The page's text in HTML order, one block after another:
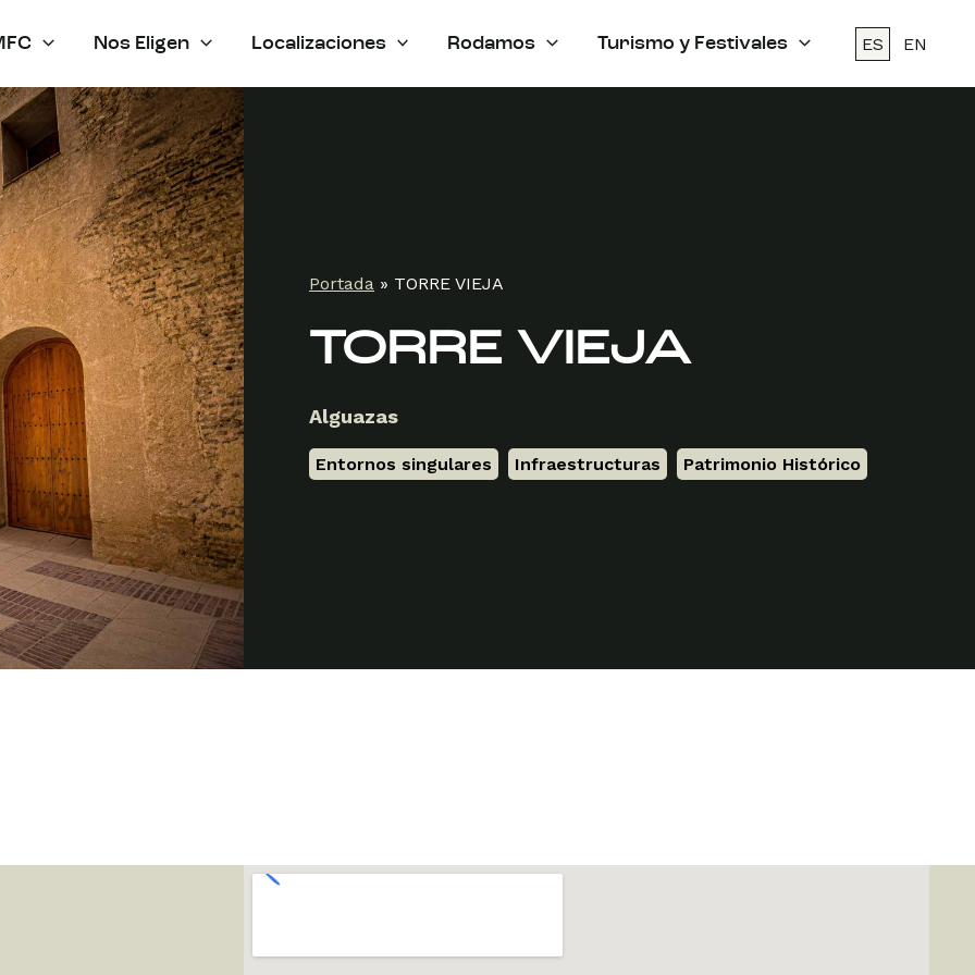
Nos Eligen Localizaciones Rodamos Turismo y Festivales ES EN
Portada » TORRE VIEJA
TORRE VIEJA
Alguazas
Entornos singulares Infraestructuras Patrimonio Histórico